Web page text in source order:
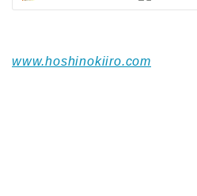
www.hoshinokiiro.com